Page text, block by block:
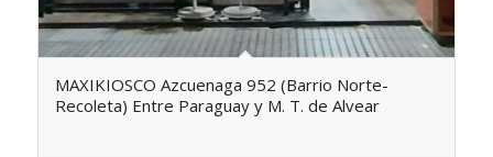
MAXIKIOSCO Azcuenaga 952 (Barrio Norte-
Recoleta) Entre Paraguay y M. T. de Alvear